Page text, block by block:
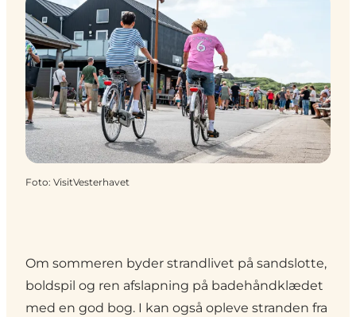
Foto: VisitVesterhavet
Om sommeren byder strandlivet på sandslotte,
boldspil og ren afslapning på badehåndklædet
med en god bog. I kan også opleve stranden fra